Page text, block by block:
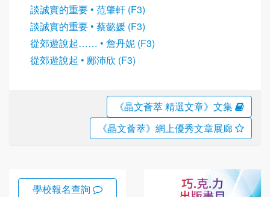
談誠實的重要 • 范肇軒 (F3)
談誠實的重要 • 蔡懿媛 (F3)
從郊遊說起…… • 詹丹妮 (F3)
從郊遊說起 • 鄺沛欣 (F3)
《晶文薈萃 精選文章》文集
《晶文薈萃》網上優秀文章展廊
學校報名查詢